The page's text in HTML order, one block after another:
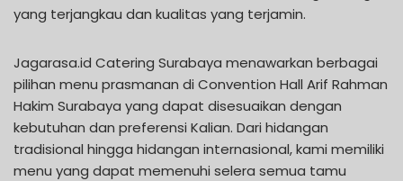
yang terjangkau dan kualitas yang terjamin.
Jagarasa.id Catering Surabaya menawarkan berbagai
pilihan menu prasmanan di Convention Hall Arif Rahman
Hakim Surabaya yang dapat disesuaikan dengan
kebutuhan dan preferensi Kalian. Dari hidangan
tradisional hingga hidangan internasional, kami memiliki
menu yang dapat memenuhi selera semua tamu